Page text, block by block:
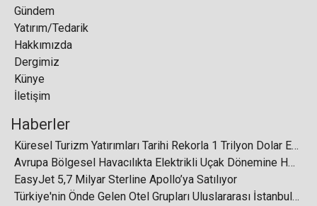
Uzakrota, 2024 yılındaki dördüncü ve en büyük
Elite World Van Otel Genel Müdürü Oktay Aksoy,
TGA Doğu Anadolu Bölgesi Temsilciliğine Seçildi
Gündem
Yatırım/Tedarik
Hakkımızda
Dergimiz
Künye
İletişim
Haberler
Küresel Turizm Yatırımları Tarihi Rekorla 1 Trilyon Dolar Eşiğini Aştı
Avrupa Bölgesel Havacılıkta Elektrikli Uçak Dönemine Hazırlanıyor
EasyJet 5,7 Milyar Sterline Apollo’ya Satılıyor
Türkiye'nin Önde Gelen Otel Grupları Uluslararası İstanbul Turizm Fuarı'nda Buluşuyor